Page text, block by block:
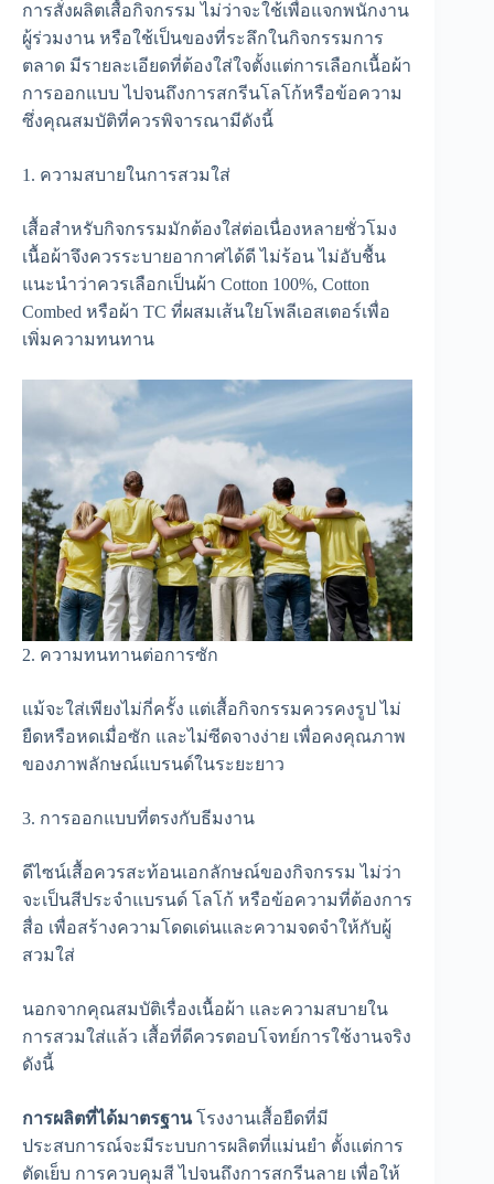
การสั่งผลิตเสื้อกิจกรรม ไม่ว่าจะใช้เพื่อแจกพนักงาน
ผู้ร่วมงาน หรือใช้เป็นของที่ระลึกในกิจกรรมการ
ตลาด มีรายละเอียดที่ต้องใส่ใจตั้งแต่การเลือกเนื้อผ้า
การออกแบบ ไปจนถึงการสกรีนโลโก้หรือข้อความ
ซึ่งคุณสมบัติที่ควรพิจารณามีดังนี้
1. ความสบายในการสวมใส่
เสื้อสำหรับกิจกรรมมักต้องใส่ต่อเนื่องหลายชั่วโมง
เนื้อผ้าจึงควรระบายอากาศได้ดี ไม่ร้อน ไม่อับชื้น
แนะนำว่าควรเลือกเป็นผ้า Cotton 100%, Cotton
Combed หรือผ้า TC ที่ผสมเส้นใยโพลีเอสเตอร์เพื่อ
เพิ่มความทนทาน
2. ความทนทานต่อการซัก
แม้จะใส่เพียงไม่กี่ครั้ง แต่เสื้อกิจกรรมควรคงรูป ไม่
ยืดหรือหดเมื่อซัก และไม่ซีดจางง่าย เพื่อคงคุณภาพ
ของภาพลักษณ์แบรนด์ในระยะยาว
3. การออกแบบที่ตรงกับธีมงาน
ดีไซน์เสื้อควรสะท้อนเอกลักษณ์ของกิจกรรม ไม่ว่า
จะเป็นสีประจำแบรนด์ โลโก้ หรือข้อความที่ต้องการ
สื่อ เพื่อสร้างความโดดเด่นและความจดจำให้กับผู้
สวมใส่
นอกจากคุณสมบัติเรื่องเนื้อผ้า และความสบายใน
การสวมใส่แล้ว เสื้อที่ดีควรตอบโจทย์การใช้งานจริง
ดังนี้
การผลิตที่ได้มาตรฐานโรงงานเสื้อยืดที่มี
ประสบการณ์จะมีระบบการผลิตที่แม่นยำ ตั้งแต่การ
ตัดเย็บ การควบคุมสี ไปจนถึงการสกรีนลาย เพื่อให้